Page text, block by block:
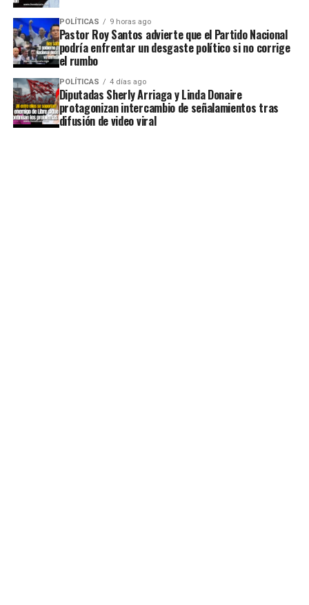
POLÍTICAS 9 horas ago
Pastor Roy Santos advierte que el Partido Nacional
podría enfrentar un desgaste político si no corrige
el rumbo
POLÍTICAS 4 días ago
Diputadas Sherly Arriaga y Linda Donaire
protagonizan intercambio de señalamientos tras
difusión de video viral